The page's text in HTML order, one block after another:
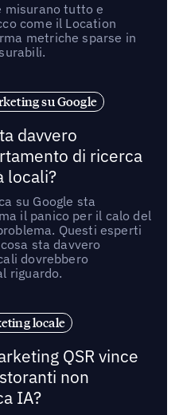
misurano tutto e
come il Location
metriche sparse in
su Google
davvero
di ricerca
locali?
su Google sta
il panico per il calo del
Questi esperti
sta davvero
dovrebbero
riguardo.
locale
QSR vince
non
IA?